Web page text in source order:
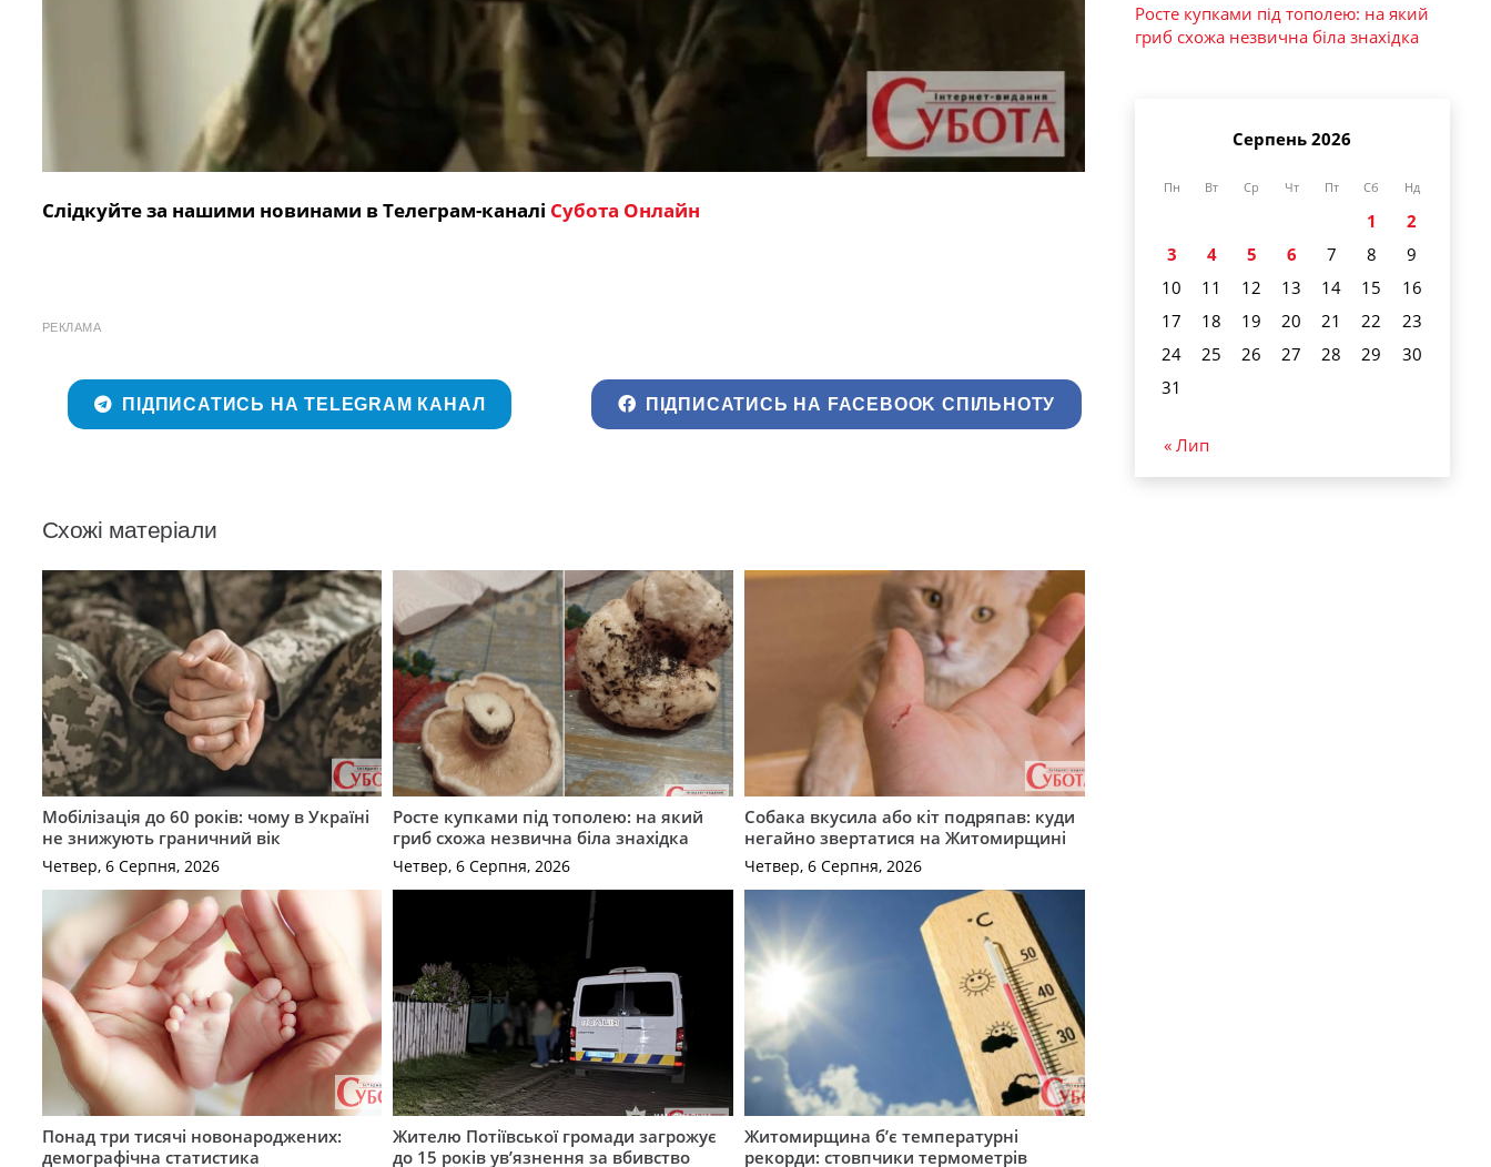
Слідкуйте за нашими новинами в Телеграм-каналі Субота Онлайн
РЕКЛАМА
ПІДПИСАТИСЬ НА TELEGRAM КАНАЛ ПІДПИСАТИСЬ НА FACEBOOK СПІЛЬНОТУ
Схожі матеріали
Мобілізація до 60 років: чому в Україні
не знижують граничний вік
Четвер, 6 Серпня, 2026
Росте купками під тополею: на який
гриб схожа незвична біла знахідка
Четвер, 6 Серпня, 2026
Собака вкусила або кіт подряпав: куди
негайно звертатися на Житомирщині
Четвер, 6 Серпня, 2026
Понад три тисячі новонароджених:
демографічна статистика
Жителю Потіївської громади загрожує
до 15 років ув’язнення за вбивство
Житомирщина б’є температурні
рекорди: стовпчики термометрів
Росте купками під тополею: на який
гриб схожа незвична біла знахідка
Серпень 2026
Пн Вт Ср Чт Пт Сб Нд
1
2
3
4 5 6 7 8
9
10
11 12 13 14 15
16
17
18 19 20 21 22
23
24
25 26 27 28 29
30
31
« Лип